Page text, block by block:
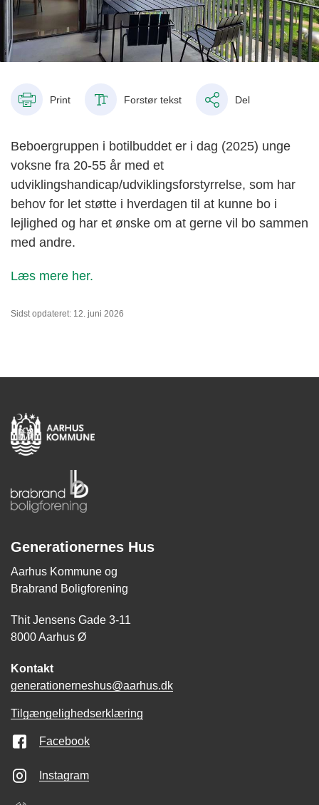
Print Forstør tekst Del
Beboergruppen i botilbuddet er i dag (2025) unge
voksne fra 20-55 år med et
udviklingshandicap/udviklingsforstyrrelse, som har
behov for let støtte i hverdagen til at kunne bo i
lejlighed og har et ønske om at gerne vil bo sammen
med andre.
Læs mere her.
Sidst opdateret: 12. juni 2026
Generationernes Hus
Aarhus Kommune og
Brabrand Boligforening
Thit Jensens Gade 3-11
8000 Aarhus Ø
Kontakt
generationerneshus@aarhus.dk
Tilgængelighedserklæring
Facebook
Instagram